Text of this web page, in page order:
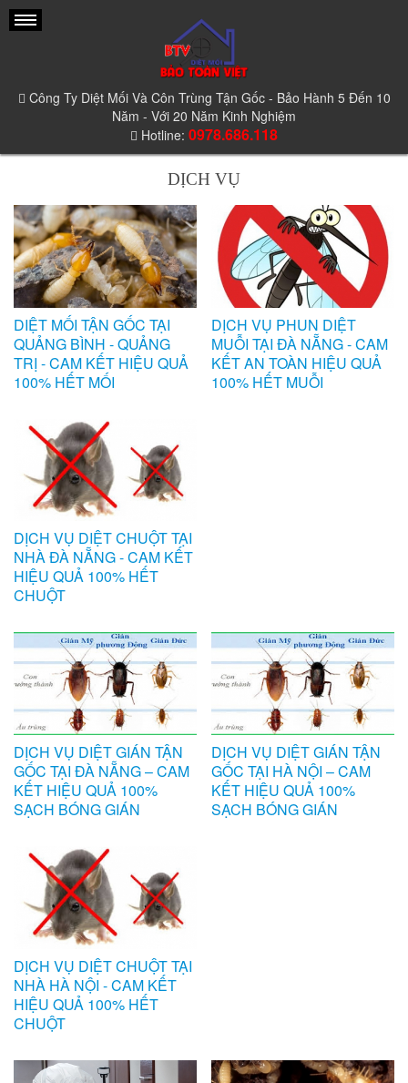
Công Ty Diệt Mối Và Côn Trùng Tận Gốc - Bảo Hành 5 Đến 10
Năm - Với 20 Năm Kinh Nghiệm
Hotline: 0978.686.118
DỊCH VỤ
DIỆT MỐI TẬN GỐC TẠI
QUẢNG BÌNH - QUẢNG
TRỊ - CAM KẾT HIỆU QUẢ
100% HẾT MỐI
DỊCH VỤ PHUN DIỆT
MUỖI TẠI ĐÀ NẴNG - CAM
KẾT AN TOÀN HIỆU QUẢ
100% HẾT MUỖI
DỊCH VỤ DIỆT CHUỘT TẠI
NHÀ ĐÀ NẴNG - CAM KẾT
HIỆU QUẢ 100% HẾT
CHUỘT
DỊCH VỤ DIỆT GIÁN TẬN
GỐC TẠI ĐÀ NẴNG – CAM
KẾT HIỆU QUẢ 100%
SẠCH BÓNG GIÁN
DỊCH VỤ DIỆT GIÁN TẬN
GỐC TẠI HÀ NỘI – CAM
KẾT HIỆU QUẢ 100%
SẠCH BÓNG GIÁN
DỊCH VỤ DIỆT CHUỘT TẠI
NHÀ HÀ NỘI - CAM KẾT
HIỆU QUẢ 100% HẾT
CHUỘT